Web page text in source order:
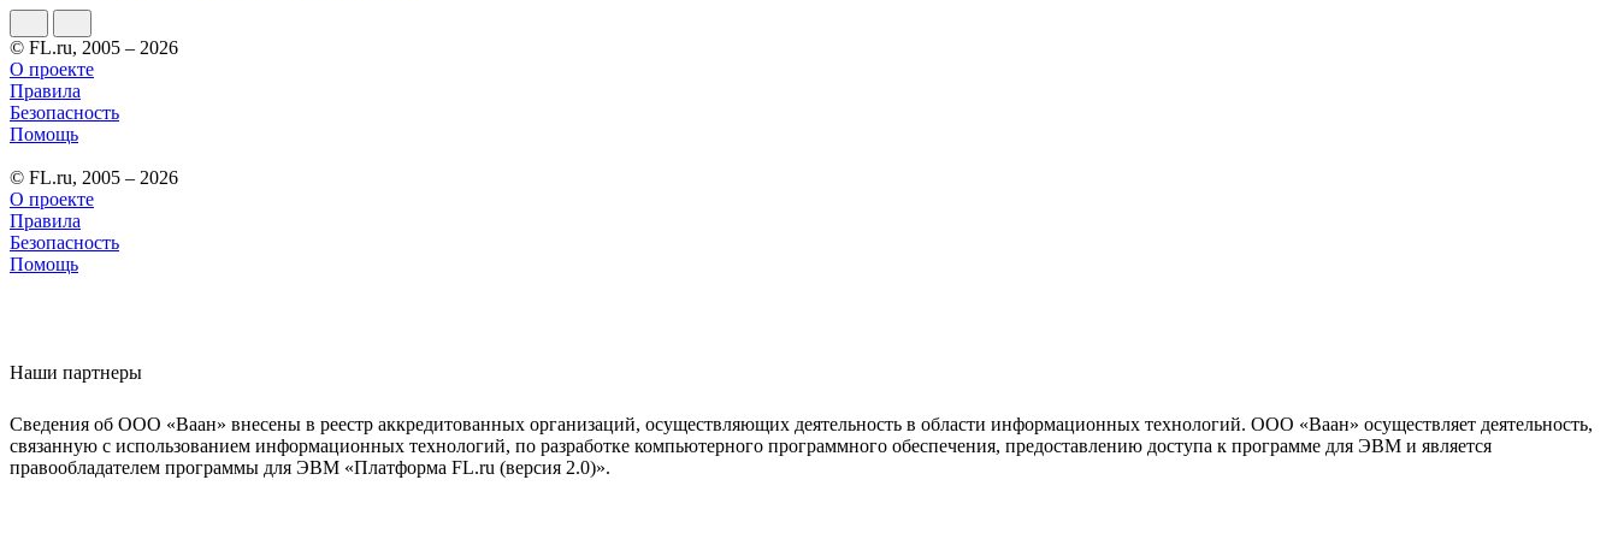
© FL.ru, 2005 – 2026
О проекте
Правила
Безопасность
Помощь
© FL.ru, 2005 – 2026
О проекте
Правила
Безопасность
Помощь
Наши партнеры
Сведения об ООО «Ваан» внесены в реестр аккредитованных организаций, осуществляющих деятельность в области информационных технологий. ООО «Ваан» осуществляет деятельность,
связанную с использованием информационных технологий, по разработке компьютерного программного обеспечения, предоставлению доступа к программе для ЭВМ и является
правообладателем программы для ЭВМ «Платформа FL.ru (версия 2.0)».